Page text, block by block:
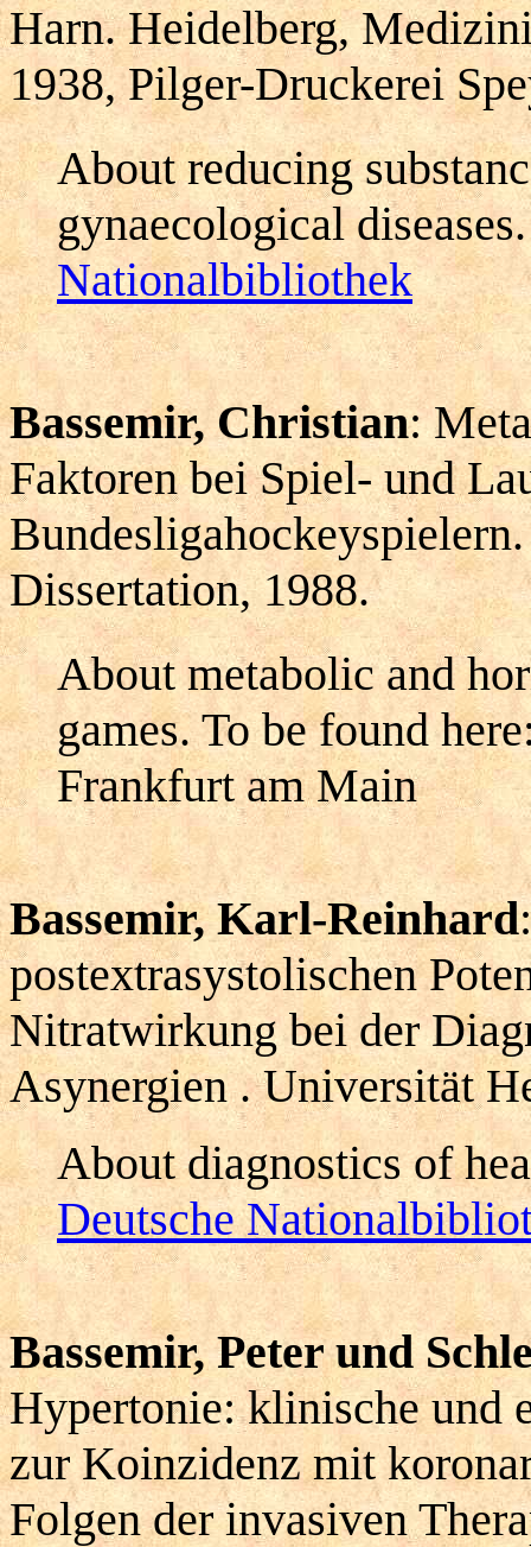
Harn. Heidelberg,
1938, Pilger-Druckerei
About reducing
gynaecological
Nationalbibliothek
Bassemir, Christian:
Faktoren bei Spiel- und
Dissertation, 1988.
About metabolic and
games. To be found
Frankfurt am Main
Bassemir, Karl-Reinhard
postextrasystolischen
Nitratwirkung bei der
Asynergien . Universität
About diagnostics of
Deutsche
Bassemir, Peter und
Hypertonie: klinische und
zur Koinzidenz mit
Folgen der invasiven